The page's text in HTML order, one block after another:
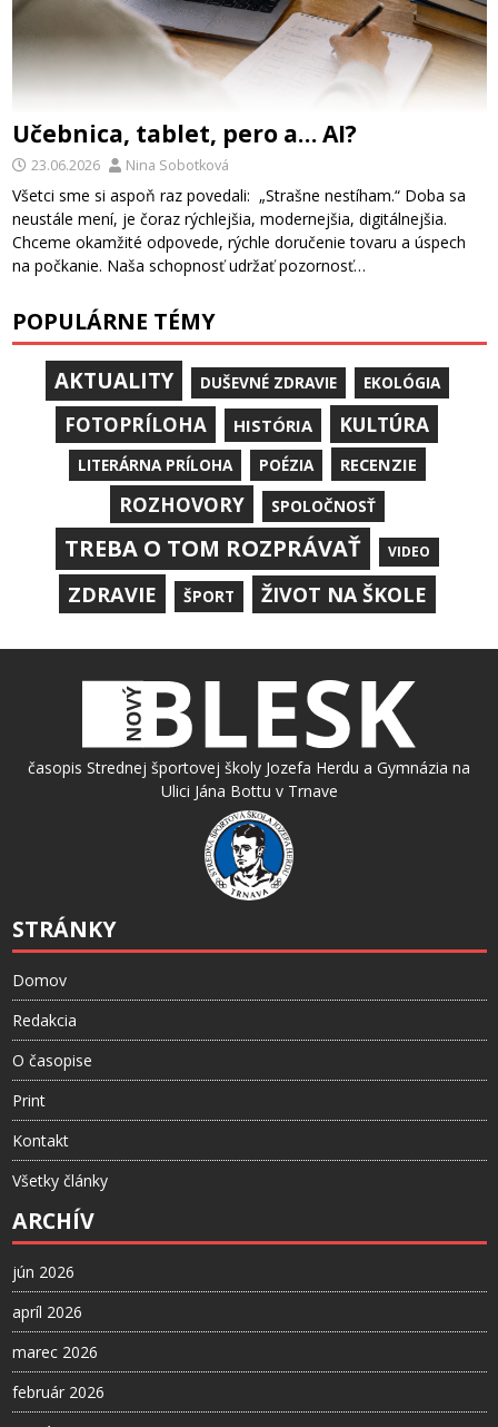
Učebnica, tablet, pero a… AI?
23.06.2026 Nina Sobotková
Všetci sme si aspoň raz povedali: „Strašne nestíham.“ Doba sa
neustále mení, je čoraz rýchlejšia, modernejšia, digitálnejšia.
Chceme okamžité odpovede, rýchle doručenie tovaru a úspech
na počkanie. Naša schopnosť udržať pozornosť…
POPULÁRNE TÉMY
AKTUALITY DUŠEVNÉ ZDRAVIE EKOLÓGIA
FOTOPRÍLOHA HISTÓRIA KULTÚRA
LITERÁRNA PRÍLOHA POÉZIA RECENZIE
ROZHOVORY SPOLOČNOSŤ
TREBA O TOM ROZPRÁVAŤ VIDEO
ZDRAVIE ŠPORT ŽIVOT NA ŠKOLE
časopis Strednej športovej školy Jozefa Herdu a Gymnázia na
Ulici Jána Bottu v Trnave
STRÁNKY
Domov
Redakcia
O časopise
Print
Kontakt
Všetky články
ARCHÍV
jún 2026
apríl 2026
marec 2026
február 2026